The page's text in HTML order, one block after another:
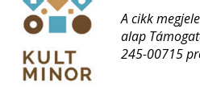
A cikk
alap
245-00715